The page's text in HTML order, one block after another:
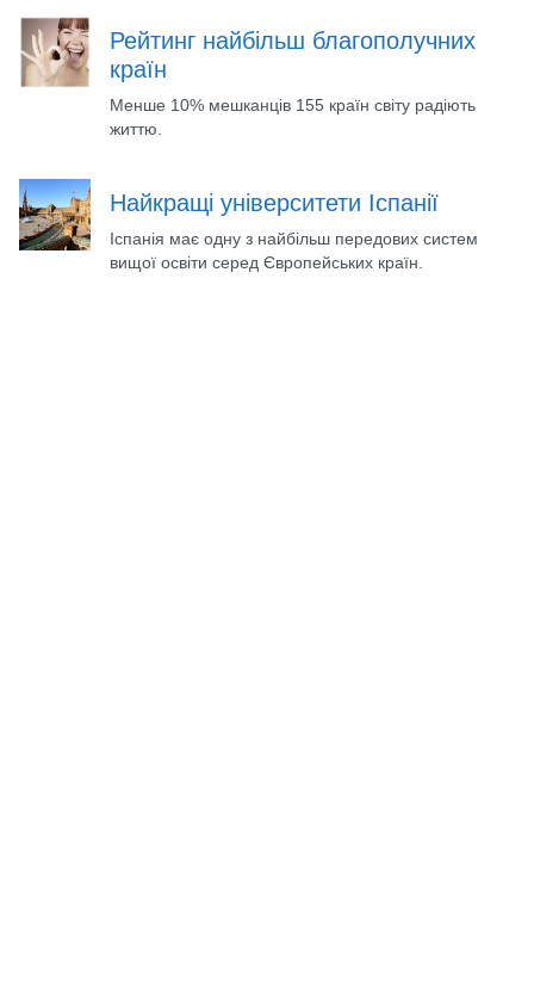
Рейтинг найбільш благополучних
країн
Менше 10% мешканців 155 країн світу радіють
життю.
Найкращі університети Іспанії
Іспанія має одну з найбільш передових систем
вищої освіти серед Європейських країн.